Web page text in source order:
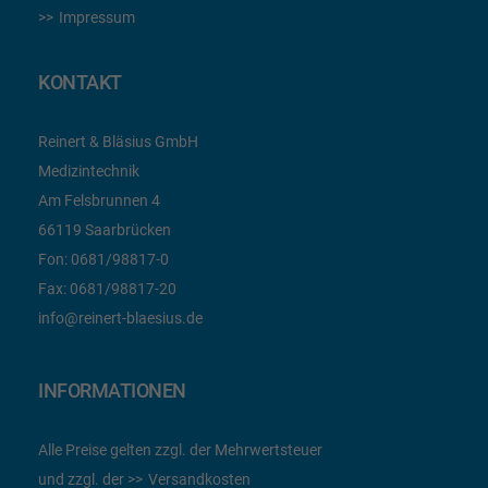
Impressum
KONTAKT
Reinert & Bläsius GmbH
Medizintechnik
Am Felsbrunnen 4
66119 Saarbrücken
Fon: 0681/98817-0
Fax: 0681/98817-20
info@reinert-blaesius.de
INFORMATIONEN
Alle Preise gelten zzgl. der Mehrwertsteuer
und zzgl. der
Versandkosten